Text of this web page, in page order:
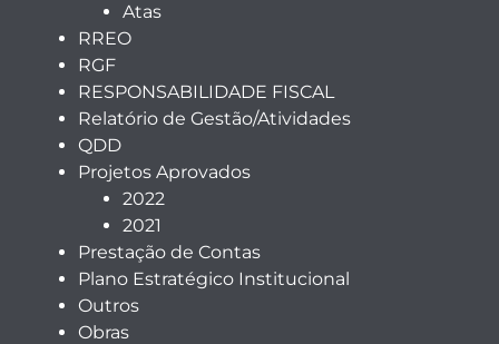
Atas
RREO
RGF
RESPONSABILIDADE FISCAL
Relatório de Gestão/Atividades
QDD
Projetos Aprovados
2022
2021
Prestação de Contas
Plano Estratégico Institucional
Outros
Obras